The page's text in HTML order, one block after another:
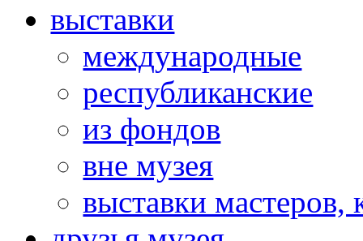
выставки
международные
республиканские
из фондов
вне музея
выставки мастеров,